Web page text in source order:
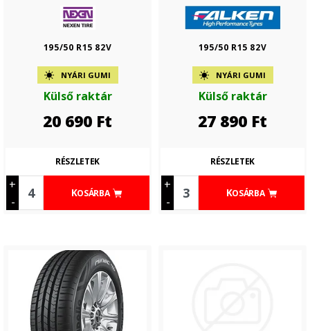
195/50 R15 82V
NYÁRI GUMI
Külső raktár
20 690 Ft
+
-
KOSÁRBA
RÉSZLETEK
195/50 R15 82V
NYÁRI GUMI
Külső raktár
27 890 Ft
+
-
KOSÁRBA
RÉSZLETEK